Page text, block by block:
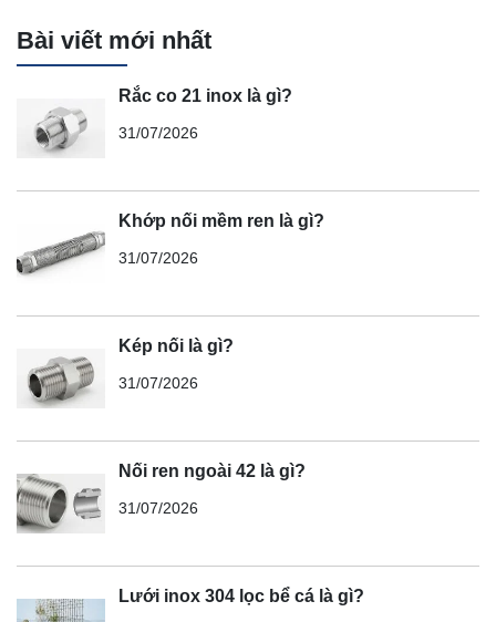
Bài viết mới nhất
Rắc co 21 inox là gì?
31/07/2026
Khớp nối mềm ren là gì?
31/07/2026
Kép nối là gì?
31/07/2026
Nối ren ngoài 42 là gì?
31/07/2026
Lưới inox 304 lọc bể cá là gì?